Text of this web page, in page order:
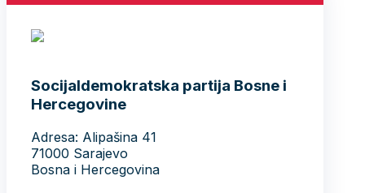
Socijaldemokratska partija Bosne i
Hercegovine
Adresa: Alipašina 41
71000 Sarajevo
Bosna i Hercegovina